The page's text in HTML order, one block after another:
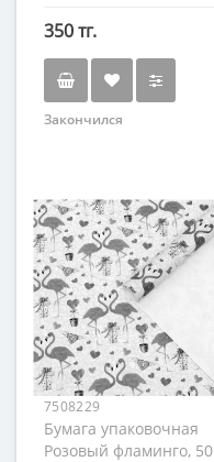
350 тг.
Закончился
7508229
Бумага упаковочная
Розовый фламинго, 50